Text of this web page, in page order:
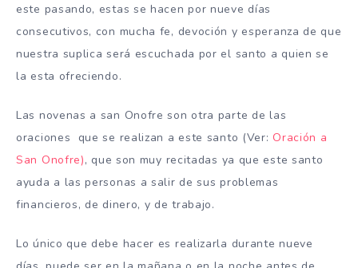
este pasando, estas se hacen por nueve días
consecutivos, con mucha fe, devoción y esperanza de que
nuestra suplica será escuchada por el santo a quien se
la esta ofreciendo.
Las novenas a san Onofre son otra parte de las
oraciones que se realizan a este santo (Ver: Oración a
San Onofre), que son muy recitadas ya que este santo
ayuda a las personas a salir de sus problemas
financieros, de dinero, y de trabajo.
Lo único que debe hacer es realizarla durante nueve